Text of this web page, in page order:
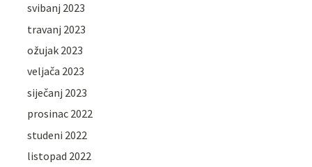
svibanj 2023
travanj 2023
ožujak 2023
veljača 2023
siječanj 2023
prosinac 2022
studeni 2022
listopad 2022